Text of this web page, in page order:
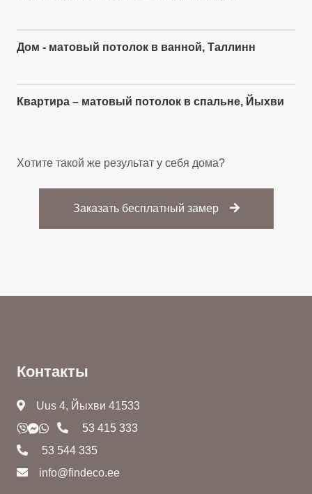
Дом - матовый потолок в ванной, Таллинн
Квартира – матовый потолок в спальне, Йыхви
Хотите такой же результат у себя дома?
Заказать бесплатный замер
Контакты
Uus 4, Йыхви 41533
53 415 333
53 544 335
info@findeco.ee